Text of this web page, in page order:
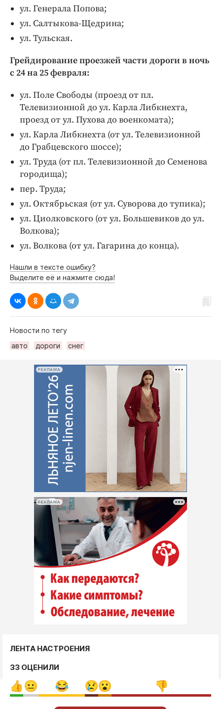
ул. Генерала Попова;
ул. Салтыкова-Щедрина;
ул. Тульская.
Грейдирование проезжей части дороги в ночь
с 24 на 25 февраля:
ул. Поле Свободы (проезд от пл.
Телевизионной до ул. Карла Либкнехта,
проезд от ул. Пухова до военкомата);
ул. Карла Либкнехта (от ул. Телевизионной
до Грабцевского шоссе);
ул. Труда (от пл. Телевизионной до Семенова
городища);
пер. Труда;
ул. Октябрьская (от ул. Суворова до тупика);
ул. Циолковского (от ул. Большевиков до ул.
Волкова);
ул. Волкова (от ул. Гагарина до конца).
Нашли в тексте ошибку?
Выделите её и нажмите сюда!
Новости по тегу
авто
дороги снег
РЕКЛАМА
РЕКЛАМА
ЛЕНТА НАСТРОЕНИЯ
33 ОЦЕНИЛИ